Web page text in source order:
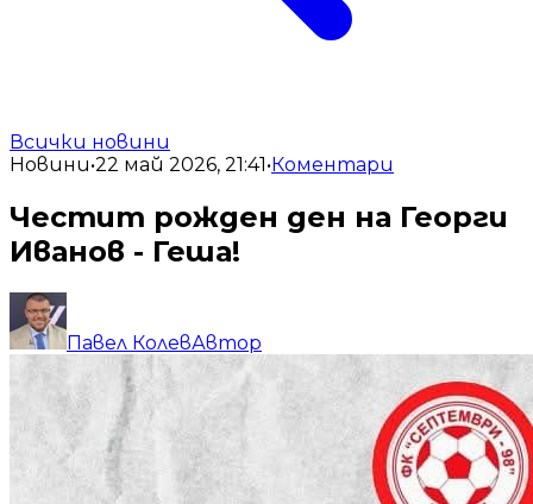
Всички новини
Новини•22 май 2026, 21:41•Коментари
Честит рожден ден на Георги
Иванов - Геша!
Павел КолевАвтор